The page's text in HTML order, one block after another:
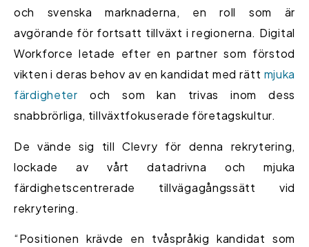
och svenska marknaderna, en roll som är
avgörande för fortsatt tillväxt i regionerna. Digital
Workforce letade efter en partner som förstod
vikten i deras behov av en kandidat med rätt mjuka
färdigheter och som kan trivas inom dess
snabbrörliga, tillväxtfokuserade företagskultur.
De vände sig till Clevry för denna rekrytering,
lockade av vårt datadrivna och mjuka
färdighetscentrerade tillvägagångssätt vid
rekrytering.
“Positionen krävde en tvåspråkig kandidat som